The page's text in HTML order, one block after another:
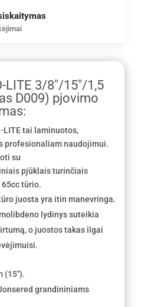
LITE 3/8″/15″/1,5
D009) pjovimo
LITE tai laminuotos,
profesionaliam naudojimui.
su
pjūklais turinčiais
tūrio.
juosta yra itin manevringa.
lydinys suteikia
o juostos takas ilgai
(15″).
grandininiams